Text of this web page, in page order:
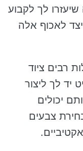
לך לקבוע
לאכוף אלה
רבים ציוד
יד לך ליצור
יכולים
צבעים